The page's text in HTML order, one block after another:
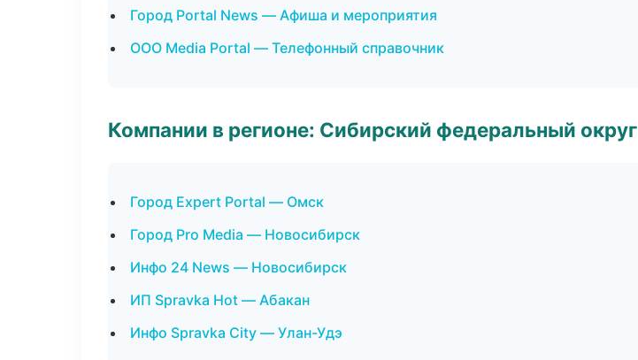
Город Portal News — Афиша и мероприятия
ООО Media Portal — Телефонный справочник
Компании в регионе: Сибирский федеральный округ
Город Expert Portal — Омск
Город Pro Media — Новосибирск
Инфо 24 News — Новосибирск
ИП Spravka Hot — Абакан
Инфо Spravka City — Улан-Удэ